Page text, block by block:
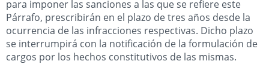
para imponer las sanciones a las que se refiere este
Párrafo, prescribirán en el plazo de tres años desde la
ocurrencia de las infracciones respectivas. Dicho plazo
se interrumpirá con la notificación de la formulación de
cargos por los hechos constitutivos de las mismas.